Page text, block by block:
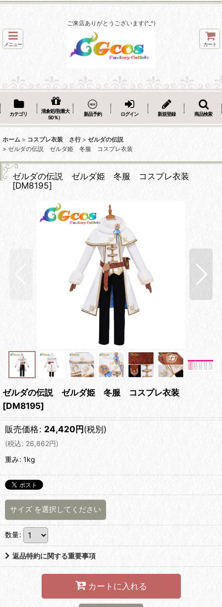
ご来店ありがとうございます(^_^)
メニュー カート
カテゴリ
清倉処理(最大
50％）
新品予約 ログイン 新規登録 商品検索
ホーム > コスプレ衣装 さ行 > ゼルダの伝説
> ゼルダの伝説 ゼルダ姫 冬服 コスプレ衣装
ゼルダの伝説 ゼルダ姫 冬服 コスプレ衣装
[DM8195]
ゼルダの伝説 ゼルダ姫 冬服 コスプレ衣装
[DM8195]
販売価格: 24,420円(税別)
(税込: 26,862円)
重み: 1kg
サイズ を選択してください
数量:
返品特約に関する重要事項
カートに入れる